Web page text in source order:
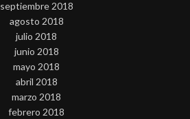
septiembre 2018
agosto 2018
julio 2018
junio 2018
mayo 2018
abril 2018
marzo 2018
febrero 2018